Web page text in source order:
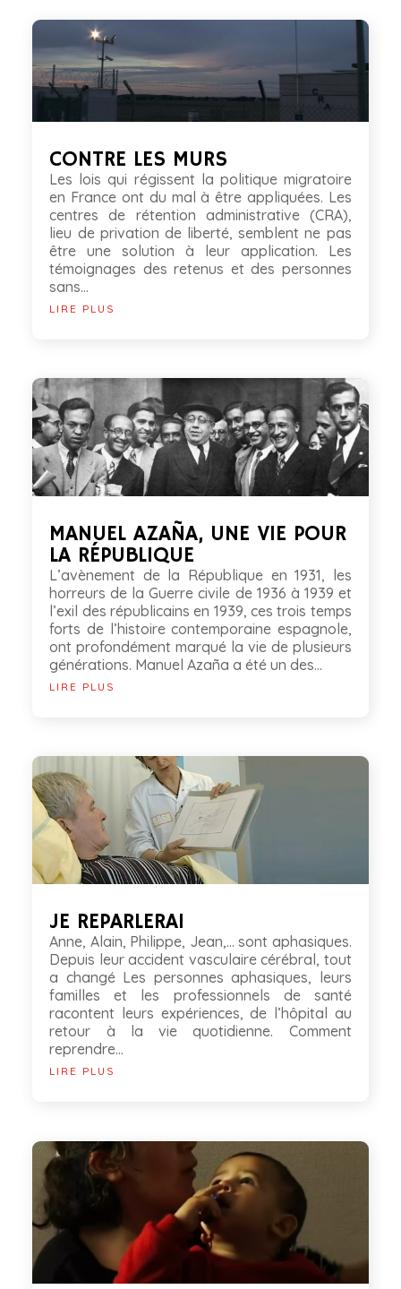
CONTRE LES MURS
Les lois qui régissent la politique migratoire
en France ont du mal à être appliquées. Les
centres de rétention administrative (CRA),
lieu de privation de liberté, semblent ne pas
être une solution à leur application. Les
témoignages des retenus et des personnes
sans...
LIRE PLUS
MANUEL AZAÑA, UNE VIE POUR
LA RÉPUBLIQUE
L’avènement de la République en 1931, les
horreurs de la Guerre civile de 1936 à 1939 et
l’exil des républicains en 1939, ces trois temps
forts de l’histoire contemporaine espagnole,
ont profondément marqué la vie de plusieurs
générations. Manuel Azaña a été un des...
LIRE PLUS
JE REPARLERAI
Anne, Alain, Philippe, Jean,... sont aphasiques.
Depuis leur accident vasculaire cérébral, tout
a changé Les personnes aphasiques, leurs
familles et les professionnels de santé
racontent leurs expériences, de l’hôpital au
retour à la vie quotidienne. Comment
reprendre...
LIRE PLUS